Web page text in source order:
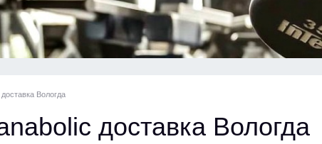
доставка Вологда
доставка Вологда